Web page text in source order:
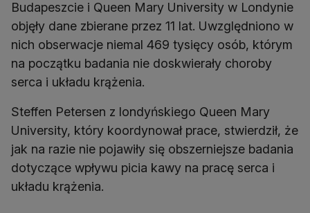
Budapeszcie i Queen Mary University w Londynie
objęły dane zbierane przez 11 lat. Uwzględniono w
nich obserwacje niemal 469 tysięcy osób, którym
na początku badania nie doskwierały choroby
serca i układu krążenia.
Steffen Petersen z londyńskiego Queen Mary
University, który koordynował prace, stwierdził, że
jak na razie nie pojawiły się obszerniejsze badania
dotyczące wpływu picia kawy na pracę serca i
układu krążenia.